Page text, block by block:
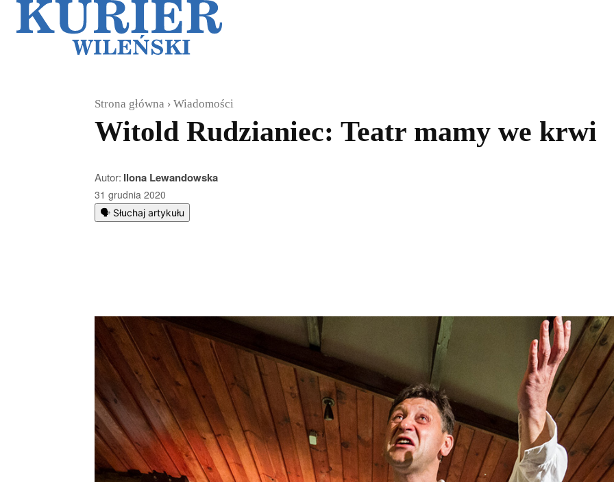
Strona główna Wiadomości
Witold Rudzianiec: Teatr mamy we krwi
Autor: Ilona Lewandowska
31 grudnia 2020
🗣️ Słuchaj artykułu